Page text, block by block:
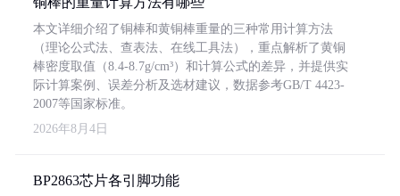
本文详细介绍了铜棒和黄铜棒重量的三种常用计算方法
（理论公式法、查表法、在线工具法），重点解析了黄铜
棒密度取值（8.4-8.7g/cm³）和计算公式的差异，并提供实
际计算案例、误差分析及选材建议，数据参考GB/T 4423-
2007等国家标准。
2026年8月4日
BP2863芯片各引脚功能